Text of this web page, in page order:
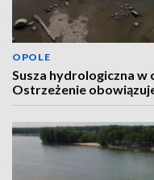
OPOLE
Susza hydrologiczna w
Ostrzeżenie